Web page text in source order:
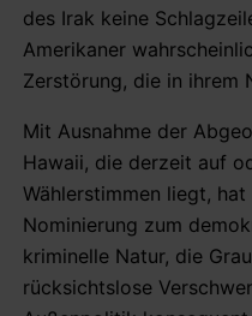
des Irak keine
Amerikaner
Zerstörung, die in ihrem
Mit Ausnahme der
Hawaii, die derzeit auf
Wählerstimmen liegt,
Nominierung zum
kriminelle Natur, die
rücksichtslose